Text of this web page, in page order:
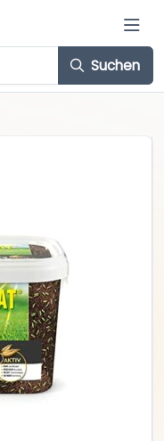
Suchen